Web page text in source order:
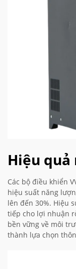
Hiệu
Các bộ điều khiển
hiệu suất năng
lên đến 30%. Hiệu
tiếp cho lợi nhuận
bền vững về môi
thành lựa chọn